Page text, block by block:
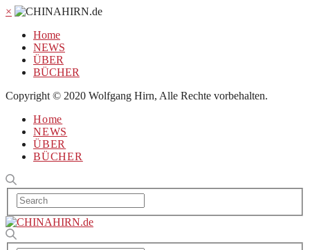
×
Home
NEWS
ÜBER
BÜCHER
Copyright © 2020 Wolfgang Hirn, Alle Rechte vorbehalten.
Home
NEWS
ÜBER
BÜCHER